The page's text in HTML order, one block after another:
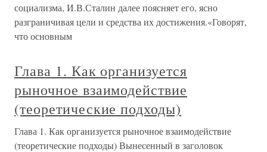
социализма, И.В.Сталин далее поясняет его, ясно
разграничивая цели и средства их достижения.«Говорят,
что основным
Глава 1. Как организуется
рыночное взаимодействие
(теоретические подходы)
Глава 1. Как организуется рыночное взаимодействие
(теоретические подходы) Вынесенный в заголовок